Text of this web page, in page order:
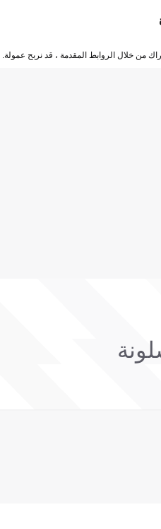
من خلال الروابط المقدمة ، قد نربح عمولة.